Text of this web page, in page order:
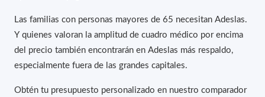
Las familias con personas mayores de 65 necesitan Adeslas.
Y quienes valoran la amplitud de cuadro médico por encima
del precio también encontrarán en Adeslas más respaldo,
especialmente fuera de las grandes capitales.
Obtén tu presupuesto personalizado en nuestro comparador